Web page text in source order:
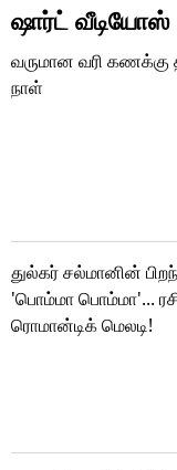
ஷார்ட் வீடியோஸ்
வருமான வரி
நாள்
துல்கர் சல்மானின்
'பொம்மா பொம்மா'...
ரொமான்டிக் மெலடி!